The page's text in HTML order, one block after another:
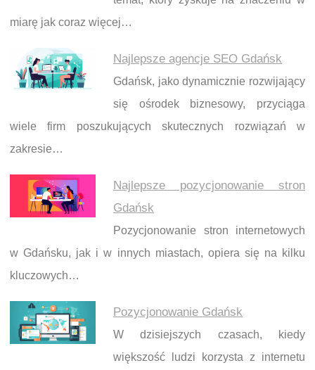
miarę jak coraz więcej…
Najlepsze agencje SEO Gdańsk
Gdańsk, jako dynamicznie rozwijający
się ośrodek biznesowy, przyciąga
wiele firm poszukujących skutecznych rozwiązań w
zakresie…
Najlepsze pozycjonowanie stron
Gdańsk
Pozycjonowanie stron internetowych
w Gdańsku, jak i w innych miastach, opiera się na kilku
kluczowych…
Pozycjonowanie Gdańsk
W dzisiejszych czasach, kiedy
większość ludzi korzysta z internetu